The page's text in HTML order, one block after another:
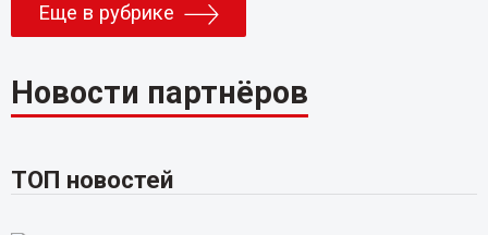
Еще в рубрике
Новости партнёров
ТОП новостей